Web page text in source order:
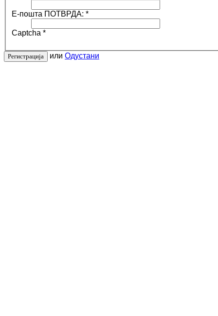
Е-пошта ПОТВРДА: *
Captcha *
Регистрација или Одустани